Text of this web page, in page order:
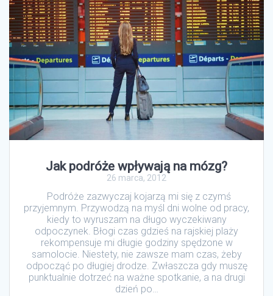
Jak podróże wpływają na mózg?
26 marca, 2012
Podróże zazwyczaj kojarzą mi się z czymś
przyjemnym. Przywodzą na myśl dni wolne od pracy,
kiedy to wyruszam na długo wyczekiwany
odpoczynek. Błogi czas gdzieś na rajskiej plaży
rekompensuje mi długie godziny spędzone w
samolocie. Niestety, nie zawsze mam czas, żeby
odpocząć po długiej drodze. Zwłaszcza gdy muszę
punktualnie dotrzeć na ważne spotkanie, a na drugi
dzień po…